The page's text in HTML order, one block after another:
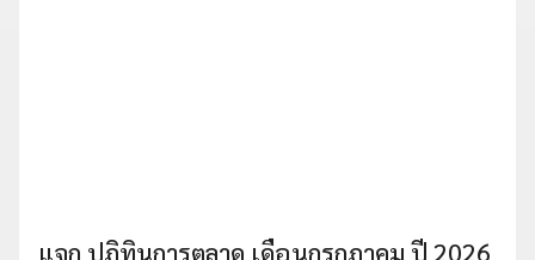
แจก ปฏิทินการตลาด เดือนกรกฎาคม ปี 2026